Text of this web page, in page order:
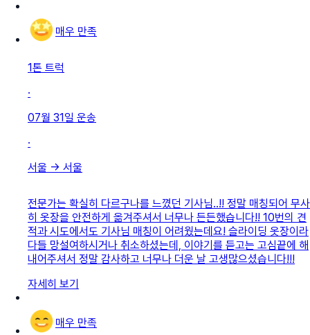
매우 만족
1톤 트럭
·
07월 31일 운송
·
서울 → 서울
전문가는 확실히 다르구나를 느꼈던 기사님..!! 정말 매칭되어 무사
히 옷장을 안전하게 옮겨주셔서 너무나 든든했습니다!! 10번의 견
적과 시도에서도 기사님 매칭이 어려웠는데요! 슬라이딩 옷장이라
다들 망설여하시거나 취소하셨는데, 이야기를 듣고는 고심끝에 해
내어주셔서 정말 감사하고 너무나 더운 날 고생많으셨습니다!!!
자세히 보기
매우 만족